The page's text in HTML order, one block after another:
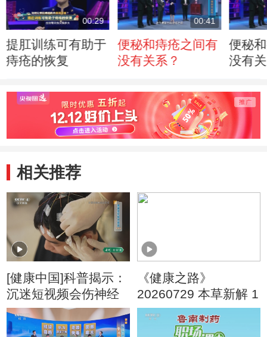
00:29
提肛训练可有助于
痔疮的恢复
00:41
便秘和痔疮之间有
没有关系？
便秘
没有
相关推荐
[健康中国]科普揭示：
沉迷短视频会伤神经
《健康之路》
20260729 本草新解 1